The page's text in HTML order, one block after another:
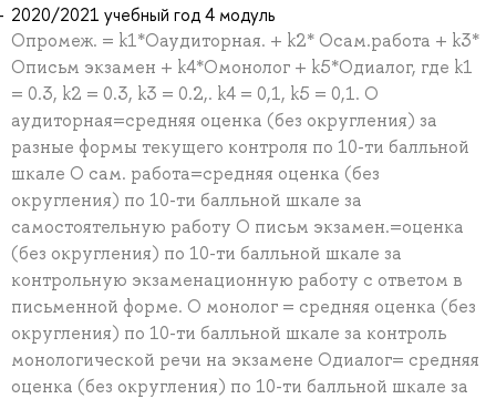
2020/2021 учебный год 4 модуль
Опромеж. = k1*Оаудиторная. + k2* Осам.работа + k3*
Описьм экзамен + k4*Омонолог + k5*Одиалог, где k1
= 0.3, k2 = 0.3, k3 = 0.2,. k4 = 0,1, k5 = 0,1. О
аудиторная=cредняя оценка (без округления) за
разные формы текущего контроля по 10-ти балльной
шкале О сам. работа=средняя оценка (без
округления) по 10-ти балльной шкале за
самостоятельную работу О письм экзамен.=оценка
(без округления) по 10-ти балльной шкале за
контрольную экзаменационную работу с ответом в
письменной форме. О монолог = средняя оценка (без
округления) по 10-ти балльной шкале за контроль
монологической речи на экзамене Одиалог= средняя
оценка (без округления) по 10-ти балльной шкале за